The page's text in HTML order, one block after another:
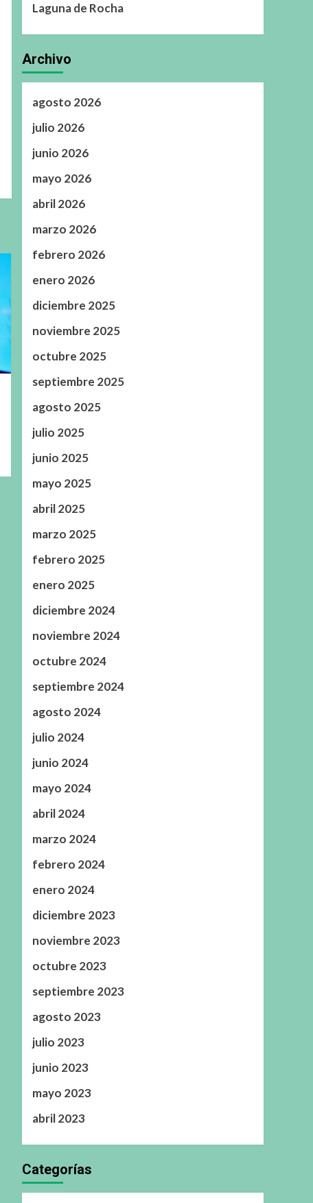
Laguna de Rocha
Archivo
agosto 2026
julio 2026
junio 2026
mayo 2026
abril 2026
marzo 2026
febrero 2026
enero 2026
diciembre 2025
noviembre 2025
octubre 2025
septiembre 2025
agosto 2025
julio 2025
junio 2025
mayo 2025
abril 2025
marzo 2025
febrero 2025
enero 2025
diciembre 2024
noviembre 2024
octubre 2024
septiembre 2024
agosto 2024
julio 2024
junio 2024
mayo 2024
abril 2024
marzo 2024
febrero 2024
enero 2024
diciembre 2023
noviembre 2023
octubre 2023
septiembre 2023
agosto 2023
julio 2023
junio 2023
mayo 2023
abril 2023
Categorías